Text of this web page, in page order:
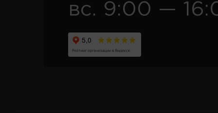
вс. 9:00 —